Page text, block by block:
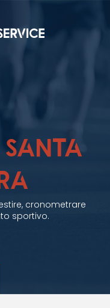
cronometrare
sportivo.